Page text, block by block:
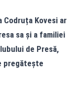
Codruța Kovesi ar
sa și a familiei
de Presă,
pregătește